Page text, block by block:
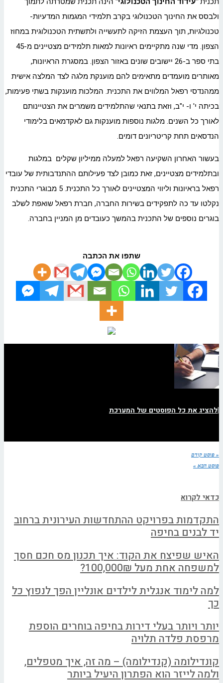
ולבסס את החינוך הטכנולוגי בקרב תלמידי המגמות המדעיות-
טכנולגיות, תוך העצמת הזיקה לתעשייה ולתשתית הטכנולוגית במחוז
הצפון. מדי שנה מתקיימים ראיונות למאות תלמידים מצטיינים מ-45
בתי ספר ב-26 יישובים שונים באזור הצפון. במסגרת הראיונות,
מאותרים מועמדים מתאימים להם מוענקת מלגה לצד המלצה אישית
ממהנדסי רפאל המלווים את התכנית. המלכות מוענקות בשתי פעימות,
בכיתה י' ו- י"ב, וזאת בתנאי שהתלמידים משמרים את הצטיינותם
לאורך כל השנים. מלגות נוספות מוענקות גם לאקדמאים בלימודי
הנדסאים תחת קריטריונים דומים.
בעשור האחרון השקיעה רפאל למעלה ממיליון שקלים במלגות
ובתלמידים מצטיינים, זאת כמובן לצד פעילותם ההתנדבותית של עובדי
רפאל בראיונות וליווי המצטיינים לאורך כל התכנית. 5 מבוגרי התכנית
נקלטו עד כה לתפקידים בשירות החברה, חברת רפאל שואפת לשלב
בוגרים נוספים של התכנית בהמשך כעובדים מן המניין בחברה.
שתפו את הכתבה
|להציג את כל הפוסטים של המערכת
« פוסט קודם
פוסט הבא »
כדאי לקרוא
התקדמות בפרויקט ההתחדשות העירונית ברחוב
יד לבנים בחיפה
האיש שפיצח את הקוד: איך תכנון מס חכם חסך
למשפחה אחת מעל 100,000₪?
למה לימוד אנגלית לילדים אונליין הפך לנפוץ כל
כך
יותר ויותר בעלי דירות בחיפה בוחרים הוספת
מרפסת פלדה תלויה
קונדילומה (קנדילומה) – מה זה, איך מטפלים,
ולמה לייזר הוא הפתרון היעיל ביותר